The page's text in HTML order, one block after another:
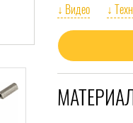
↓ Видео
↓